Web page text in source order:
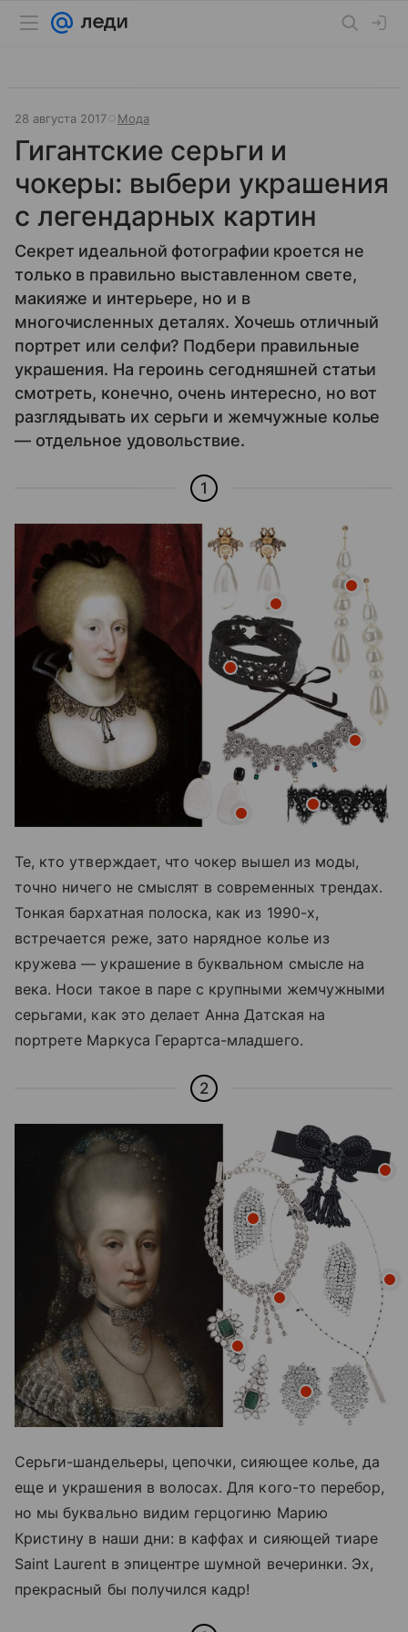
28 августа 2017 Мода
Гигантские серьги и
чокеры: выбери украшения
с легендарных картин
Секрет идеальной фотографии кроется не
только в правильно выставленном свете,
макияже и интерьере, но и в
многочисленных деталях. Хочешь отличный
портрет или селфи? Подбери правильные
украшения. На героинь сегодняшней статьи
смотреть, конечно, очень интересно, но вот
разглядывать их серьги и жемчужные колье
— отдельное удовольствие.
1
Те, кто утверждает, что чокер вышел из моды,
точно ничего не смыслят в современных трендах.
Тонкая бархатная полоска, как из 1990-х,
встречается реже, зато нарядное колье из
кружева — украшение в буквальном смысле на
века. Носи такое в паре с крупными жемчужными
серьгами, как это делает Анна Датская на
портрете Маркуса Герартса-младшего.
2
Серьги-шандельеры, цепочки, сияющее колье, да
еще и украшения в волосах. Для кого-то перебор,
но мы буквально видим герцогиню Марию
Кристину в наши дни: в каффах и сияющей тиаре
Saint Laurent в эпицентре шумной вечеринки. Эх,
прекрасный бы получился кадр!